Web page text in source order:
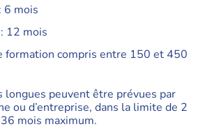
6 mois
12 mois
formation compris entre 150 et 450
longues peuvent être prévues par
ou d’entreprise, dans la limite de 2
mois maximum.